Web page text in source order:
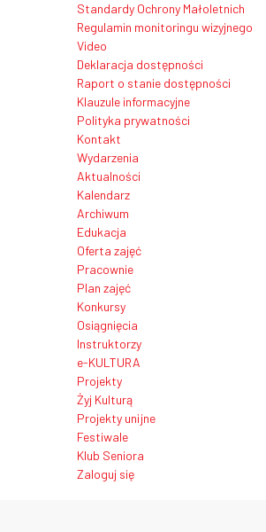
Standardy Ochrony Małoletnich
Regulamin monitoringu wizyjnego
Video
Deklaracja dostępności
Raport o stanie dostępności
Klauzule informacyjne
Polityka prywatności
Kontakt
Wydarzenia
Aktualności
Kalendarz
Archiwum
Edukacja
Oferta zajęć
Pracownie
Plan zajęć
Konkursy
Osiągnięcia
Instruktorzy
e-KULTURA
Projekty
Żyj Kulturą
Projekty unijne
Festiwale
Klub Seniora
Zaloguj się